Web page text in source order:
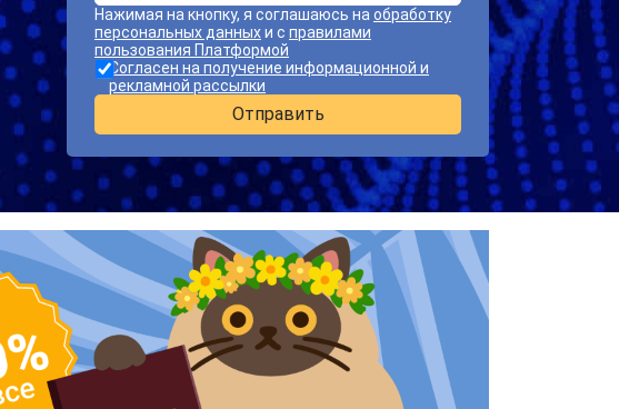
Нажимая на кнопку, я соглашаюсь на обработку
персональных данныхи с правилами
пользования Платформой
Согласен на получение информационной и
рекламной рассылки
Отправить